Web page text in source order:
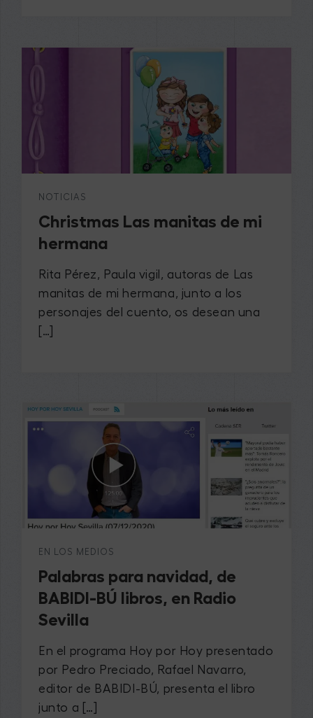
NOTICIAS
​Christmas Las manitas de mi
hermana
Rita Pérez, Paula vigil, autoras de Las
manitas de mi hermana, junto a los
personajes del cuento, os desean una
[…]
EN LOS MEDIOS
​Palabras para navidad, de
BABIDI-BÚ libros, en Radio
Sevilla
En el programa Hoy por Hoy presentado
por Pedro Preciado, Rafael Navarro,
editor de BABIDI-BÚ, presenta el libro
junto a […]